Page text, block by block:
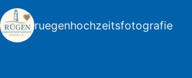
ruegenhochzeitsfotografie